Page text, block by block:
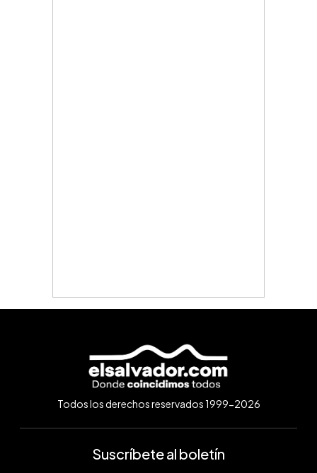
Todos los derechos reservados 1999-2026
Suscríbete al boletín